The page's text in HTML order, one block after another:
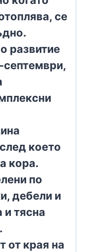
се
развитие
септември,
което
кора.
по
дебели и
и тясна
от края на